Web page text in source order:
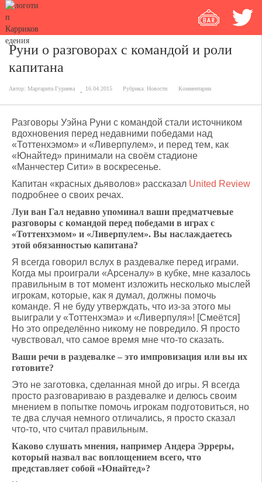
Руни о разговорах с командой и роли
капитана
Автор: Маргарита Гуриева 16.04.2015 Рубрика: Новости Комментарии
Разговоры Уэйна Руни с командой стали источником
вдохновения перед недавними победами над
«Тоттенхэмом» и «Ливерпулем», и перед тем, как
«Юнайтед» принимали на своём стадионе
«Манчестер Сити» в воскресенье.
Капитан «красных дьяволов» рассказал United Review
подробнее о своих речах.
Луи ван Гал недавно упоминал ваши предматчевые
разговоры с командой перед победами в играх с
«Тоттенхэмом» и «Ливерпулем». Вы наслаждаетесь
этой обязанностью капитана?
Я всегда говорил вслух в раздевалке перед играми.
Когда мы проиграли «Арсеналу» в кубке, мне казалось
правильным в тот момент изложить несколько мыслей
игрокам, которые, как я думал, должны помочь
команде. Я не буду утверждать, что из-за этого мы
выиграли у «Тоттенхэма» и «Ливерпуля»! [Смеётся]
Но это определённо никому не повредило. Я просто
чувствовал, что самое время мне что-то сказать.
Ваши речи в раздевалке – это импровизация или вы их
готовите?
Это не заготовка, сделанная мной до игры. Я всегда
просто разговариваю в раздевалке и делюсь своим
мнением в попытке помочь игрокам подготовиться, но
те два случая немного отличались, я просто сказал
что-то, что считал правильным.
Каково слушать мнения, например Андера Эрреры,
который назвал вас воплощением всего, что
представляет собой «Юнайтед»?